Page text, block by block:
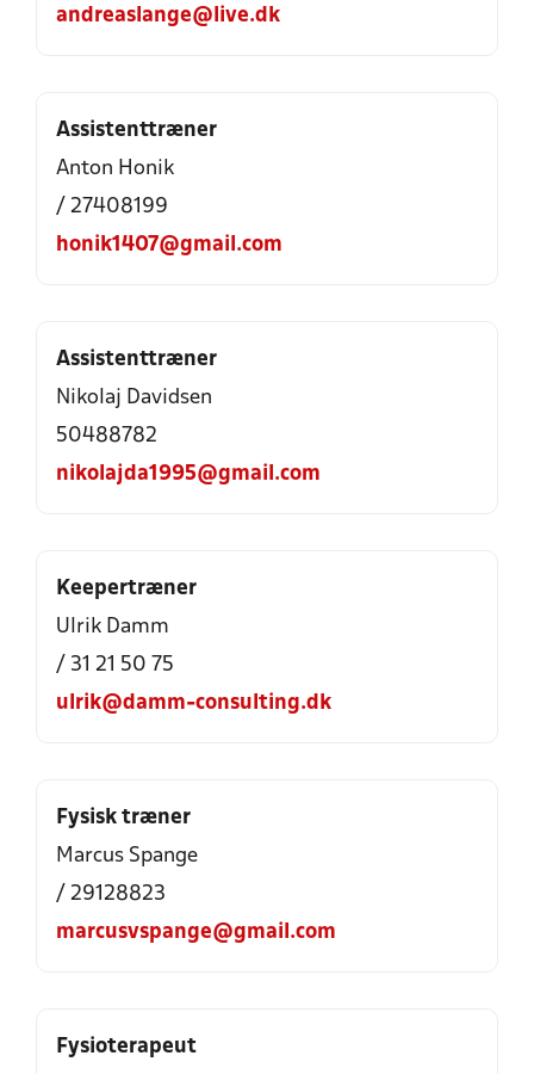
andreaslange@live.dk
Assistenttræner
Anton Honik
/ 27408199
honik1407@gmail.com
Assistenttræner
Nikolaj Davidsen
50488782
nikolajda1995@gmail.com
Keepertræner
Ulrik Damm
/ 31 21 50 75
ulrik@damm-consulting.dk
Fysisk træner
Marcus Spange
/ 29128823
marcusvspange@gmail.com
Fysioterapeut